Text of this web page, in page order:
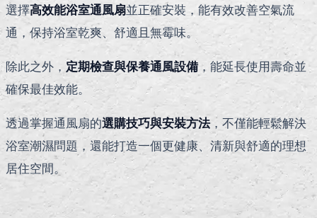
選擇高效能浴室通風扇並正確安裝，能有效改善空氣流
通，保持浴室乾爽、舒適且無霉味。
除此之外， 定期檢查與保養通風設備，能延長使用壽命並
確保最佳效能。
透過掌握通風扇的選購技巧與安裝方法，不僅能輕鬆解決
浴室潮濕問題，還能打造一個更健康、清新與舒適的理想
居住空間。